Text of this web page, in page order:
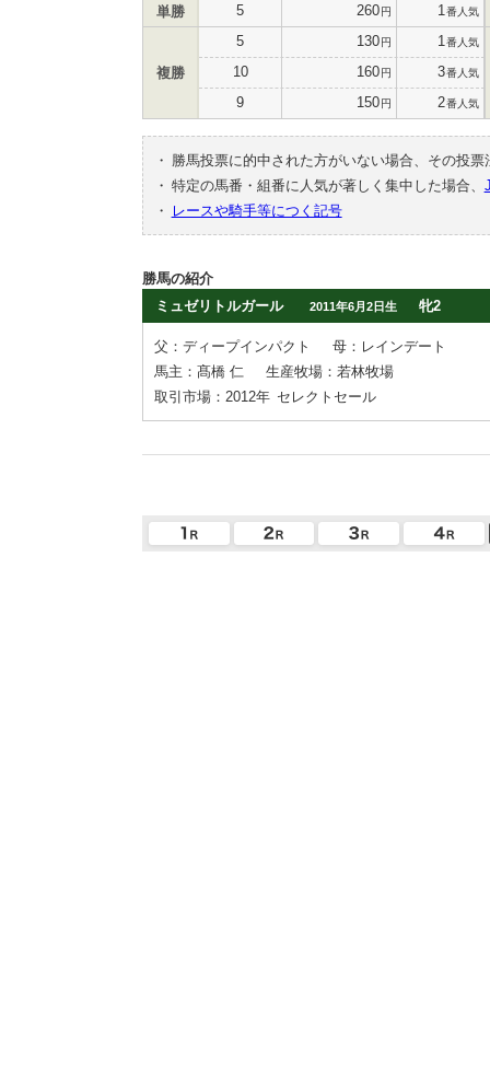
単勝 5 260円 1 番人気
複勝
5 130円 1 番人気
10 160円 3番人気
9 150円 2番人気
・
勝馬投票に的中された方がいない場合、その投
・ 特定の馬番・組番に人気が著しく集中した場合、
・
レースや騎手等につく記号
勝馬の紹介
ミュゼリトルガール
2011年6月2日生 牝2
父：ディープインパクト
母：レインデート
馬主：髙橋 仁
生産牧場：若林牧場
取引市場：2012年 セレクトセール